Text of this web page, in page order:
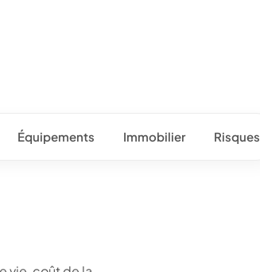
Équipements Immobilier Risques